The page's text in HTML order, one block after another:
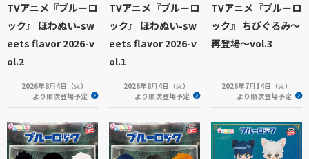
TVアニメ『ブルーロ
ック』 ほわぬい-sw
eets flavor 2026-v
ol.2
2026年8月4日（火）
より順次登場予定
TVアニメ『ブルーロ
ック』 ほわぬい-sw
eets flavor 2026-v
ol.1
2026年8月4日（火）
より順次登場予定
TVアニメ『ブルーロ
ック』 ちびぐるみ～
再登場～vol.3
2026年7月14日（火）
より順次登場予定